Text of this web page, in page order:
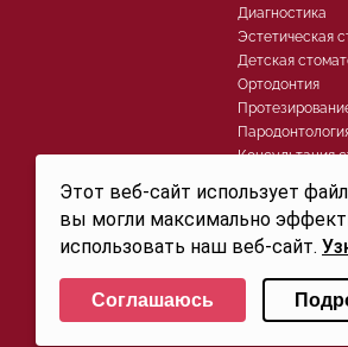
Диагностика
Эстетическая
Детская
Ортодонтия
Консультация
Хирургическая
Лечение зубов
Политика конфиденциальности
Свидетельство на товарный знак (знак
Этот веб-сайт использует
вы могли максимально
использовать наш веб-сайт.
Минимальные Аналитические/
Соглашаюсь